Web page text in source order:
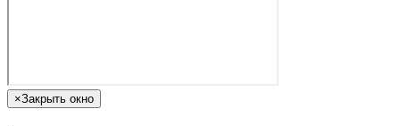
×Закрыть окно